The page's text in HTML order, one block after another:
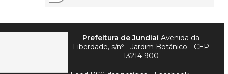
Prefeitura de JundiaíAvenida da
Liberdade, s/nº - Jardim Botânico - CEP
13214-900